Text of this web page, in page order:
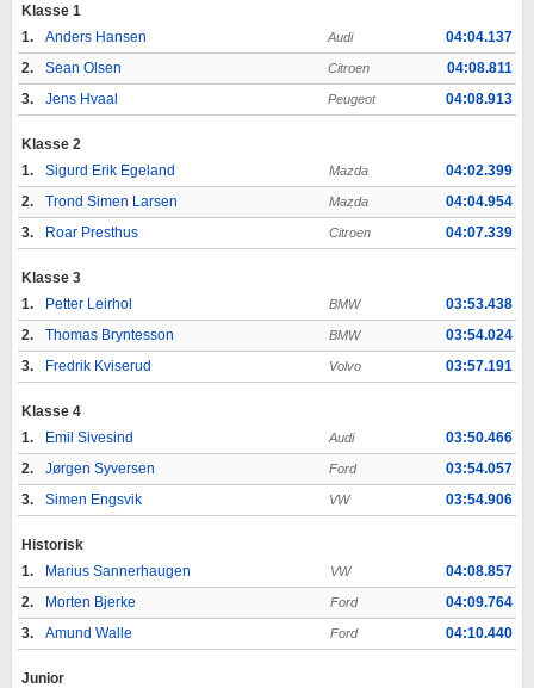
Klasse 1
1.
Anders Hansen Audi
04:04.137
2.
Sean Olsen Citroen
04:08.811
3.
Jens Hvaal Peugeot 04:08.913
Klasse 2
1.
Sigurd Erik Egeland Mazda
04:02.399
2.
Trond Simen Larsen Mazda
04:04.954
3.
Roar Presthus Citroen 04:07.339
Klasse 3
1.
Petter Leirhol BMW
03:53.438
2.
Thomas Bryntesson BMW
03:54.024
3.
Fredrik Kviserud Volvo 03:57.191
Klasse 4
1.
Emil Sivesind Audi
03:50.466
2.
Jørgen Syversen Ford
03:54.057
3.
Simen Engsvik VW 03:54.906
Historisk
1.
Marius Sannerhaugen VW
04:08.857
2.
Morten Bjerke Ford
04:09.764
3.
Amund Walle Ford 04:10.440
Junior